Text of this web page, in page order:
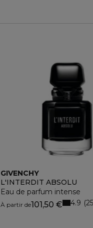
GIVENCHY
L'INTERDIT ABSOLU
Eau de parfum intense
À partir de101,50 € 4.9